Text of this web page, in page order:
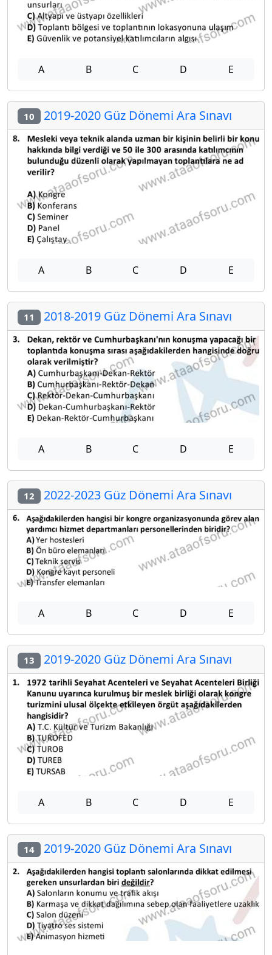
A B C D E
10 2019-2020 Güz Dönemi Ara Sınavı
A B C D E
11 2018-2019 Güz Dönemi Ara Sınavı
A B C D E
12 2022-2023 Güz Dönemi Ara Sınavı
A B C D E
13 2019-2020 Güz Dönemi Ara Sınavı
A B C D E
14 2019-2020 Güz Dönemi Ara Sınavı